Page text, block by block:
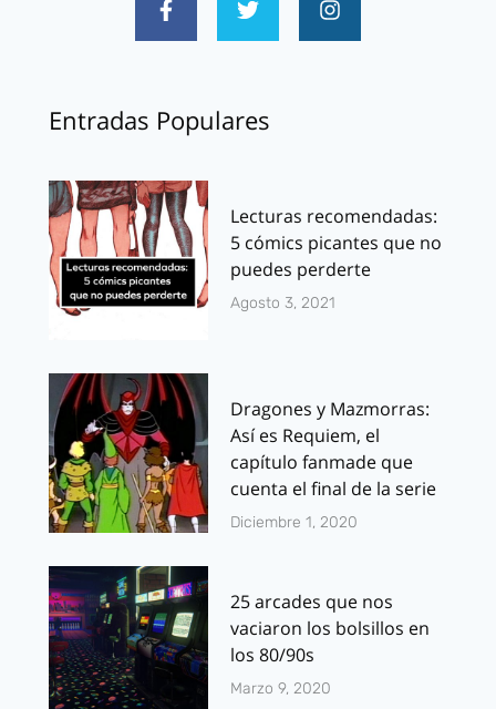
Entradas Populares
Lecturas recomendadas:
5 cómics picantes que no
puedes perderte
Agosto 3, 2021
Dragones y Mazmorras:
Así es Requiem, el
capítulo fanmade que
cuenta el final de la serie
Diciembre 1, 2020
25 arcades que nos
vaciaron los bolsillos en
los 80/90s
Marzo 9, 2020